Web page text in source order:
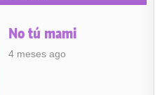
No tú mami
4 meses ago